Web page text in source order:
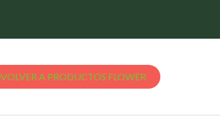
VOLVER A PRODUCTOS FLOWER